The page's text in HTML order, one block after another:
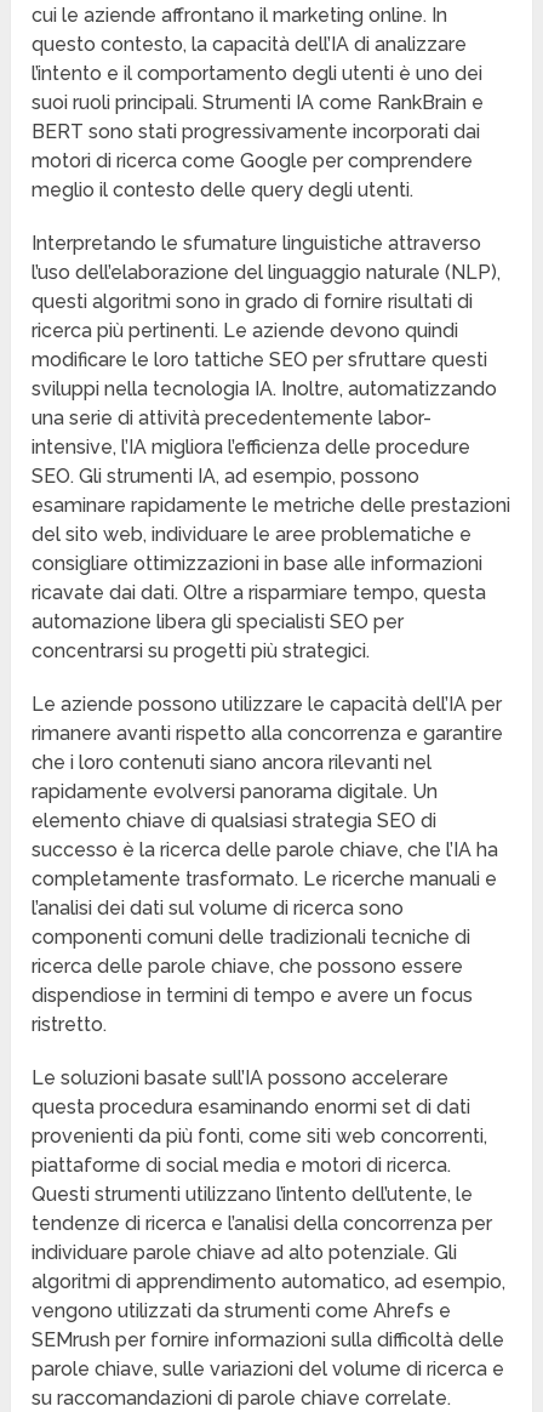
cui le aziende affrontano il marketing online. In
questo contesto, la capacità dell’IA di analizzare
l’intento e il comportamento degli utenti è uno dei
suoi ruoli principali. Strumenti IA come RankBrain e
BERT sono stati progressivamente incorporati dai
motori di ricerca come Google per comprendere
meglio il contesto delle query degli utenti.
Interpretando le sfumature linguistiche attraverso
l’uso dell’elaborazione del linguaggio naturale (NLP),
questi algoritmi sono in grado di fornire risultati di
ricerca più pertinenti. Le aziende devono quindi
modificare le loro tattiche SEO per sfruttare questi
sviluppi nella tecnologia IA. Inoltre, automatizzando
una serie di attività precedentemente labor-
intensive, l’IA migliora l’efficienza delle procedure
SEO. Gli strumenti IA, ad esempio, possono
esaminare rapidamente le metriche delle prestazioni
del sito web, individuare le aree problematiche e
consigliare ottimizzazioni in base alle informazioni
ricavate dai dati. Oltre a risparmiare tempo, questa
automazione libera gli specialisti SEO per
concentrarsi su progetti più strategici.
Le aziende possono utilizzare le capacità dell’IA per
rimanere avanti rispetto alla concorrenza e garantire
che i loro contenuti siano ancora rilevanti nel
rapidamente evolversi panorama digitale. Un
elemento chiave di qualsiasi strategia SEO di
successo è la ricerca delle parole chiave, che l’IA ha
completamente trasformato. Le ricerche manuali e
l’analisi dei dati sul volume di ricerca sono
componenti comuni delle tradizionali tecniche di
ricerca delle parole chiave, che possono essere
dispendiose in termini di tempo e avere un focus
ristretto.
Le soluzioni basate sull’IA possono accelerare
questa procedura esaminando enormi set di dati
provenienti da più fonti, come siti web concorrenti,
piattaforme di social media e motori di ricerca.
Questi strumenti utilizzano l’intento dell’utente, le
tendenze di ricerca e l’analisi della concorrenza per
individuare parole chiave ad alto potenziale. Gli
algoritmi di apprendimento automatico, ad esempio,
vengono utilizzati da strumenti come Ahrefs e
SEMrush per fornire informazioni sulla difficoltà delle
parole chiave, sulle variazioni del volume di ricerca e
su raccomandazioni di parole chiave correlate.